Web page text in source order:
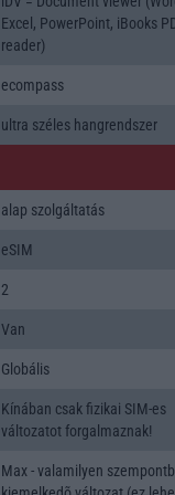
Excel, PowerPoint, iBooks
reader)
ecompass
ultra széles hangrendszer
alap szolgáltatás
eSIM
2
Van
Globális
Kínában csak fizikai SIM-es
változatot forgalmaznak!
Max - valamilyen